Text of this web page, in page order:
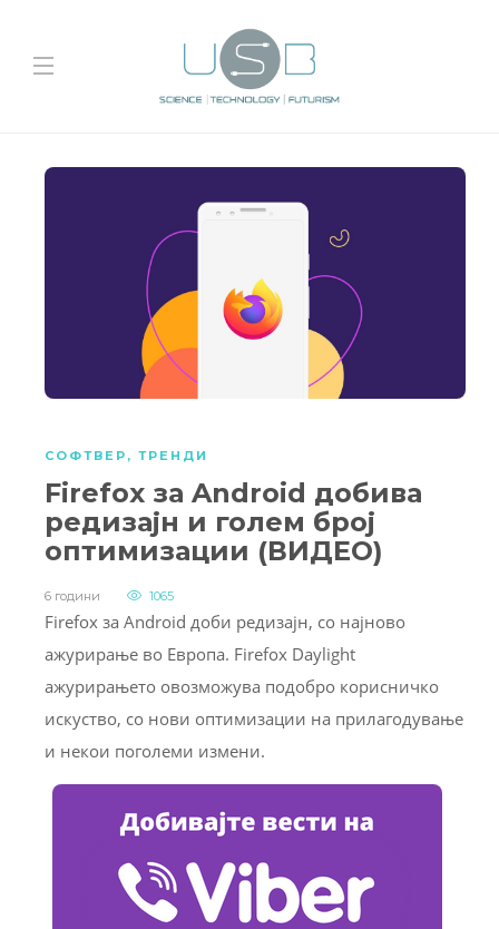
СОФТВЕР , ТРЕНДИ
Firefox за Android добива
редизајн и голем број
оптимизации (ВИДЕО)
6 години 1065
Firefox за Android доби редизајн, со најново
ажурирање во Европа. Firefox Daylight
ажурирањето овозможува подобро корисничко
искуство, со нови оптимизации на прилагодување
и некои поголеми измени.